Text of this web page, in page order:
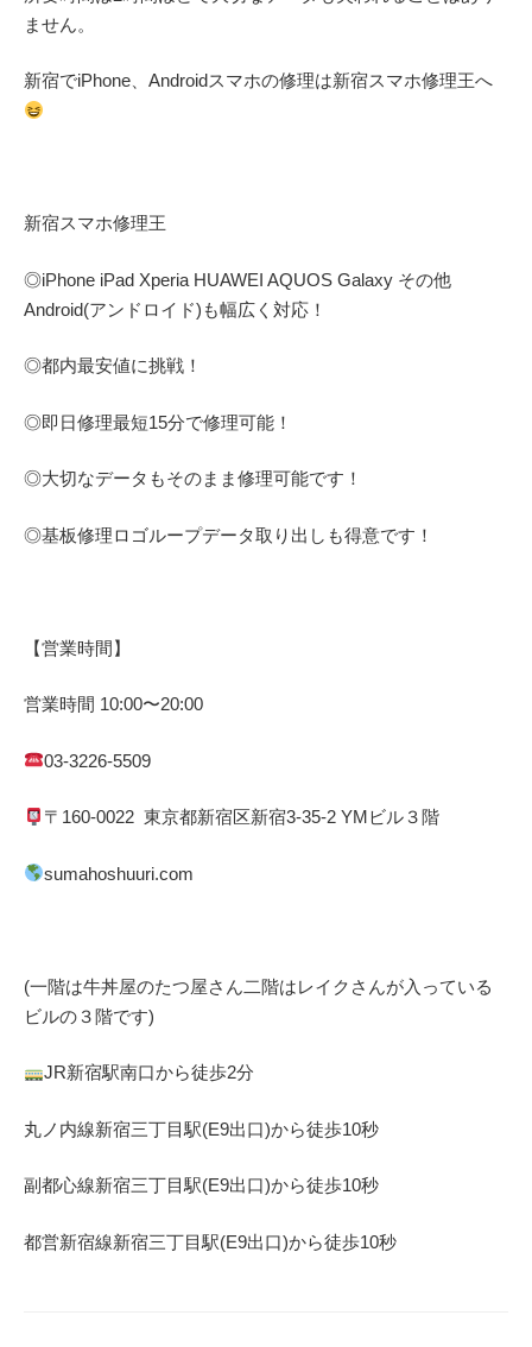
ません。
新宿でiPhone、Androidスマホの修理は新宿スマホ修理王へ
新宿スマホ修理王
◎iPhone iPad Xperia HUAWEI AQUOS Galaxy その他
Android(アンドロイド) も幅広く対応！
◎都内最安値に挑戦！
◎即日修理最短15分で修理可能！
◎大切なデータもそのまま修理可能です！
◎基板修理ロゴループデータ取り出しも得意です！
【営業時間】
営業時間 10:00〜20:00
03-3226-5509
〒 160-0022 東京都新宿区新宿3-35-2 YMビル３階
sumahoshuuri.com
(一階は牛丼屋のたつ屋さん二階はレイクさんが入っている
ビルの３階です)
JR新宿駅南口から徒歩2分
丸ノ内線新宿三丁目駅(E9出口)から徒歩10秒
副都心線新宿三丁目駅(E9出口)から徒歩10秒
都営新宿線新宿三丁目駅(E9出口)から徒歩10秒